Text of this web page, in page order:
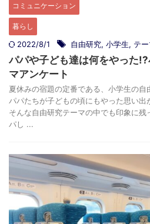
コミュニケーション
暮らし
2022/8/1 自由研究, 小学生, テ
パパや子ども達は何をやった
マアンケート
夏休みの宿題の定番である、小学生の自
パパたちが子どもの頃にもやった思い
そんな自由研究テーマの中でも印象に
パし ...